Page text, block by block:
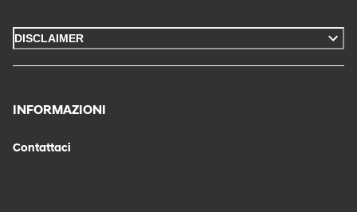
DISCLAIMER
INFORMAZIONI
Contattaci